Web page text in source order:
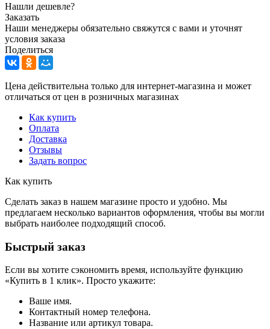
Нашли дешевле?
Заказать
Наши менеджеры обязательно свяжутся с вами и уточнят
условия заказа
Поделиться
Цена действительна только для интернет-магазина и может
отличаться от цен в розничных магазинах
Как купить
Оплата
Доставка
Отзывы
Задать вопрос
Как купить
Сделать заказ в нашем магазине просто и удобно. Мы
предлагаем несколько вариантов оформления, чтобы вы могли
выбрать наиболее подходящий способ.
Быстрый заказ
Если вы хотите сэкономить время, используйте функцию
«Купить в 1 клик». Просто укажите:
Ваше имя.
Контактный номер телефона.
Название или артикул товара.